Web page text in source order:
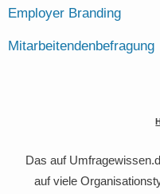
Employer Branding
Mitarbeitendenbefragung
Das auf
auf viele